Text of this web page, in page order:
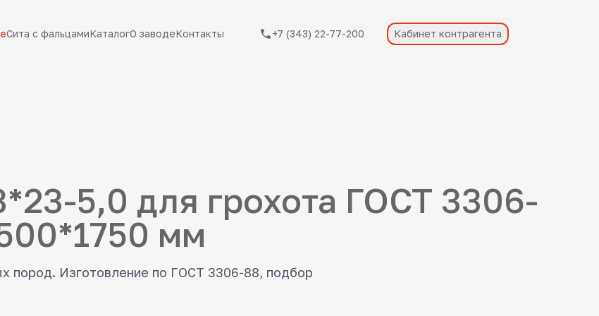
Сита с фальцамиКаталогО заводеКонтакты +7 (343) 22-77-200 Кабинет контрагента
5,0 для грохота ГОСТ 3306-
мм
пород. Изготовление по ГОСТ 3306-88, подбор